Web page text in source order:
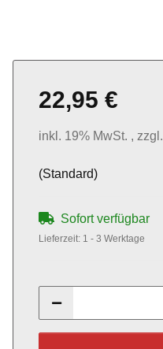
22,95 €
inkl. 19% MwSt. , zzgl.
(Standard)
Sofort verfügbar
Lieferzeit: 1 - 3 Werktage